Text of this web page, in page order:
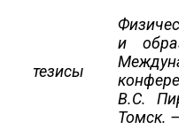
тезисы
и
В.С.
Томск. –